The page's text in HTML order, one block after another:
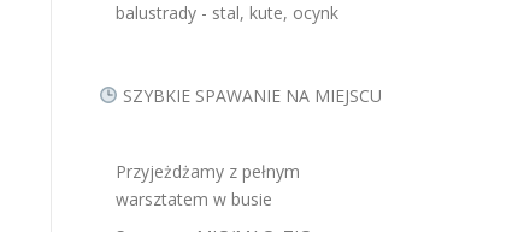
balustrady - stal, kute, ocynk
SZYBKIE SPAWANIE NA MIEJSCU
Przyjeżdżamy z pełnym
warsztatem w busie